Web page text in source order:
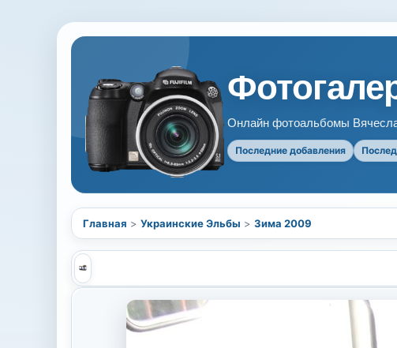
Онлайн фотоальбомы
Последние добавления
Главная > Украинские Эльбы > Зима 2009